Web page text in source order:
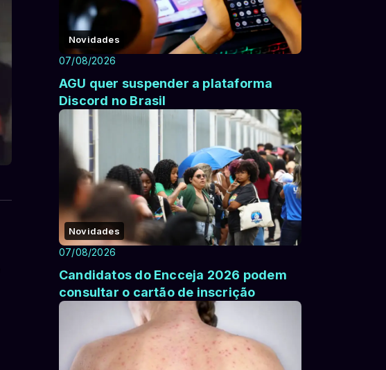
Novidades
07/08/2026
AGU quer suspender a plataforma
Discord no Brasil
Novidades
07/08/2026
Candidatos do Encceja 2026 podem
consultar o cartão de inscrição